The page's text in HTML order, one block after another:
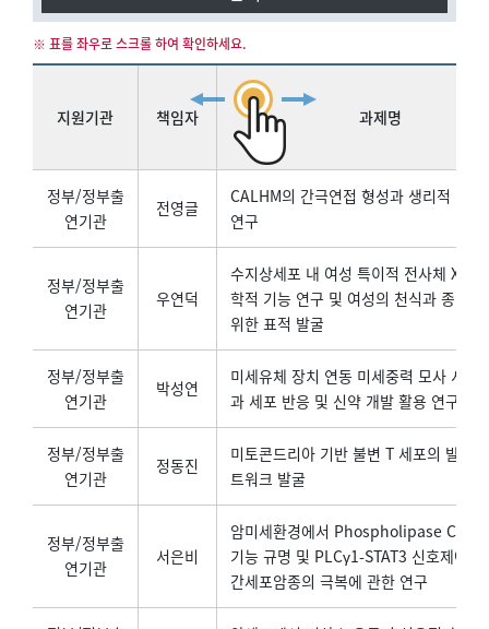
지원기관 책임자 과제명
정부/정부출
연기관
전영글
CALHM의 간극연접 형성과 생리적 기능
연구
정부/정부출
연기관
우연덕
수지상세포 내 여성 특이적 전사체 Xist
학적 기능 연구 및 여성의 천식과 종양
위한 표적 발굴
정부/정부출
연기관
박성연
미세유체 장치 연동 미세중력 모사 시스
과 세포 반응 및 신약 개발 활용 연구
정부/정부출
연기관
정동진
미토콘드리아 기반 불변 T 세포의 발달
트워크 발굴
정부/정부출
연기관
서은비
암미세환경에서 Phospholipase Cγ1
기능 규명 및 PLCγ1-STAT3 신호제어를
간세포암종의 극복에 관한 연구